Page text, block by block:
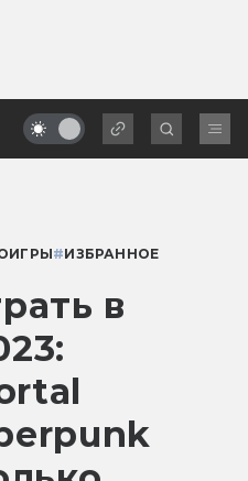
#ИЗБРАННОЕ
в